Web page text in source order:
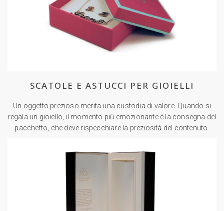
SCATOLE E ASTUCCI PER GIOIELLI
Un oggetto prezioso merita una custodia di valore. Quando si
regala un gioiello, il momento più emozionante è la consegna del
pacchetto, che deve rispecchiare la preziosità del contenuto.